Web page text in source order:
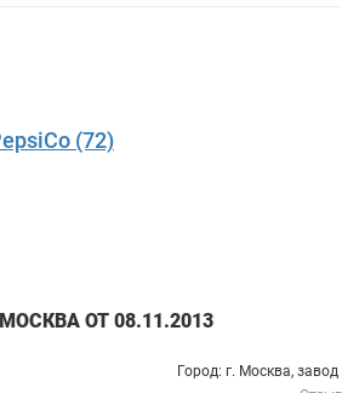
(72)
ОТ 08.11.2013
Город: г. Москва,